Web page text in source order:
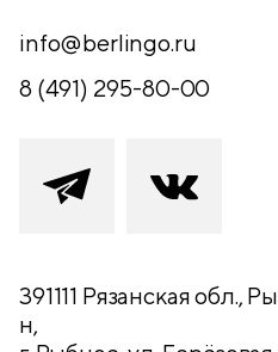
info@berlingo.ru
8 (491) 295-80-00
391111 Рязанская обл.,
н,